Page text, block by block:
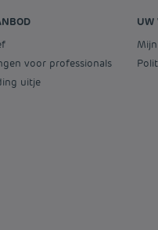
voor professionals
uitje
UW